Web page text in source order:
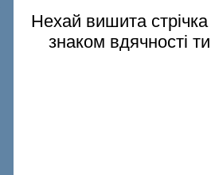
Нехай вишита
знаком вдячності